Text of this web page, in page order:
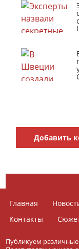
Добавить
Главная
Контакты
Публикуем